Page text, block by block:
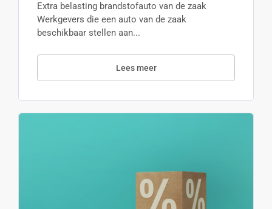
Extra belasting brandstofauto van de zaak
Werkgevers die een auto van de zaak
beschikbaar stellen aan...
Lees meer